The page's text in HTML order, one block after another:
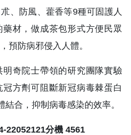
、防⾵、藿⾹等9種可固護⼈
材，做成茶包形式⽅便⺠眾
預防病邪侵⼊⼈體。
奇院⼠帶領的研究團隊實驗
⽅劑可阻斷新冠病毒棘蛋⽩
合，抑制病毒感染的效率。
22052121分機 4561